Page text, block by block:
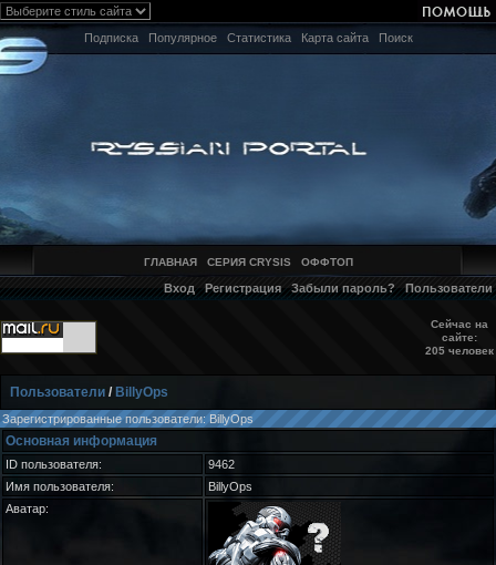
Подписка Популярное Статистика Карта сайта Поиск
ГЛАВНАЯ СЕРИЯ CRYSIS ОФФТОП
Вход Регистрация Забыли пароль? Пользователи
Сейчас на
сайте:
205 человек
Пользователи / BillyOps
Зарегистрированные пользователи: BillyOps
Основная информация
ID пользователя:
9462
Имя пользователя:
BillyOps
Аватар: